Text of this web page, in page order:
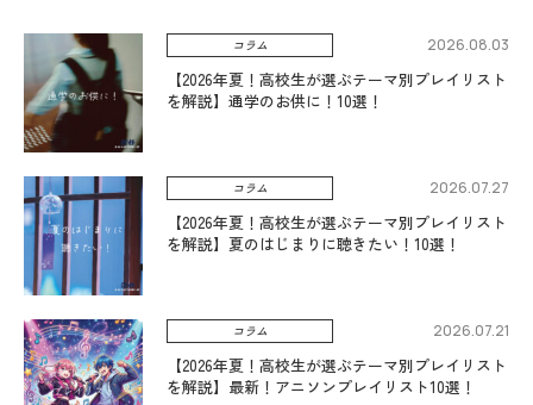
コラム 2026.08.03
【2026年夏！高校生が選ぶテーマ別プレイリスト
を解説】通学のお供に！10選！
コラム 2026.07.27
【2026年夏！高校生が選ぶテーマ別プレイリスト
を解説】夏のはじまりに聴きたい！10選！
コラム 2026.07.21
【2026年夏！高校生が選ぶテーマ別プレイリスト
を解説】最新！アニソンプレイリスト10選！